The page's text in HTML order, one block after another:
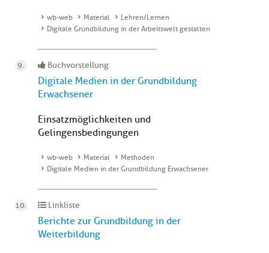
wb-web Material
Lehren/Lernen
Digitale Grundbildung in der Arbeitswelt gestalten
Buchvorstellung
Digitale Medien in der Grundbildung
Erwachsener
Einsatzmöglichkeiten und
Gelingensbedingungen
wb-web Material
Methoden
Digitale Medien in der Grundbildung Erwachsener
Linkliste
Berichte zur Grundbildung in der
Weiterbildung